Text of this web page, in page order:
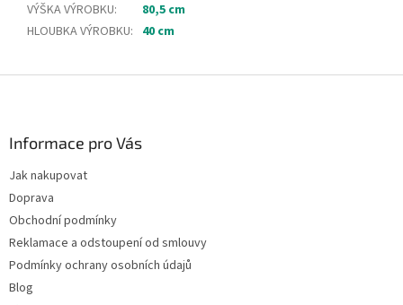
VÝŠKA VÝROBKU:
80,5 cm
HLOUBKA VÝROBKU: 40 cm
Informace pro Vás
Jak nakupovat
Doprava
Obchodní podmínky
Reklamace a odstoupení od smlouvy
Podmínky ochrany osobních údajů
Blog